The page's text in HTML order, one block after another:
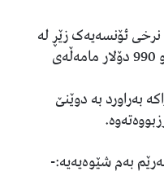
پێنجشەممە، 6-11-2025، نرخی ئۆنسەیەک زێڕ لە
بازاڕەکانی جیهاندا بە سێ هەزار و 990 دۆلار مامەڵەی
بەراورد بە دوێنێ
بەم شێوەیەیە:-